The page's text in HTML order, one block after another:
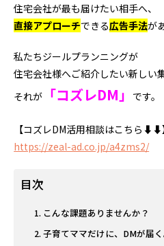
住宅会社が最も届けたい相手へ、
直接アプローチできる広告手法が
私たちジールプランニングが
住宅会社様へご紹介したい新しい
それが 「コズレDM」 です。
【コズレDM活用相談はこちら⬇️⬇️
https://zeal-ad.co.jp/a4zms2/
目次
こんな課題ありませんか？
子育てママだけに、DMが届く